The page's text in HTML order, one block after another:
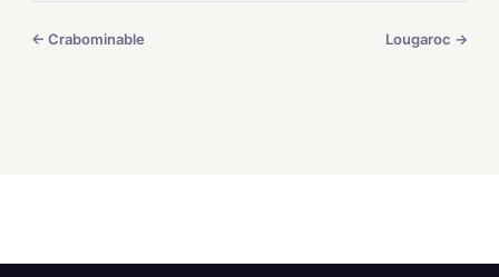
← Crabominable Lougaroc →